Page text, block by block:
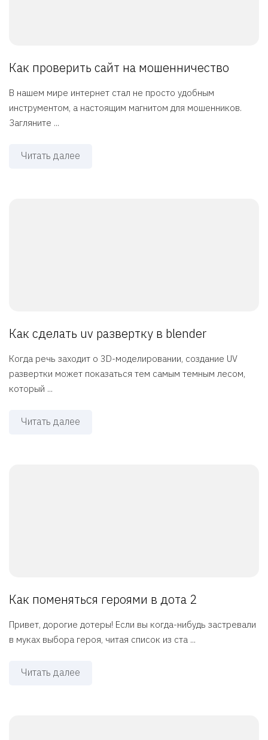
Как проверить сайт на мошенничество
В нашем мире интернет стал не просто удобным
инструментом, а настоящим магнитом для мошенников.
Загляните ...
Читать далее
Как сделать uv развертку в blender
Когда речь заходит о 3D-моделировании, создание UV
развертки может показаться тем самым темным лесом,
который ...
Читать далее
Как поменяться героями в дота 2
Привет, дорогие дотеры! Если вы когда-нибудь застревали
в муках выбора героя, читая список из ста ...
Читать далее